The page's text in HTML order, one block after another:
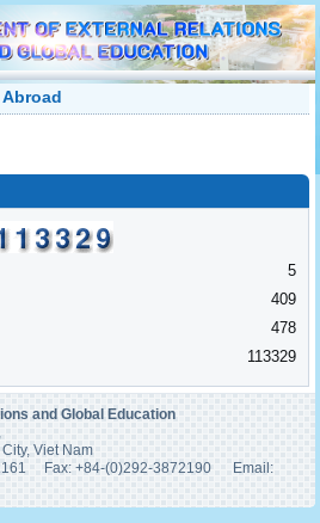
5
409
478
113329
and Global Education
Viet Nam
Fax: +84-(0)292-3872190 Email: